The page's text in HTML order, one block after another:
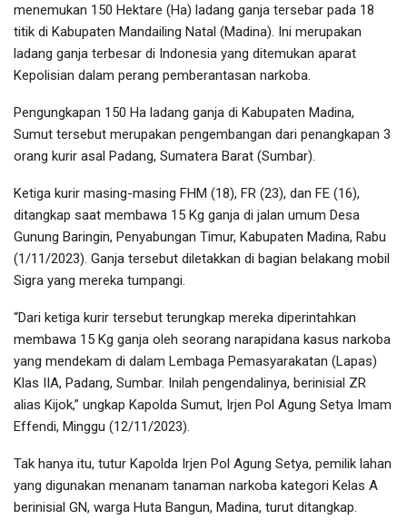
menemukan 150 Hektare (Ha) ladang ganja tersebar pada 18
titik di Kabupaten Mandailing Natal (Madina). Ini merupakan
ladang ganja terbesar di Indonesia yang ditemukan aparat
Kepolisian dalam perang pemberantasan narkoba.
Pengungkapan 150 Ha ladang ganja di Kabupaten Madina,
Sumut tersebut merupakan pengembangan dari penangkapan 3
orang kurir asal Padang, Sumatera Barat (Sumbar).
Ketiga kurir masing-masing FHM (18), FR (23), dan FE (16),
ditangkap saat membawa 15 Kg ganja di jalan umum Desa
Gunung Baringin, Penyabungan Timur, Kabupaten Madina, Rabu
(1/11/2023). Ganja tersebut diletakkan di bagian belakang mobil
Sigra yang mereka tumpangi.
“Dari ketiga kurir tersebut terungkap mereka diperintahkan
membawa 15 Kg ganja oleh seorang narapidana kasus narkoba
yang mendekam di dalam Lembaga Pemasyarakatan (Lapas)
Klas IIA, Padang, Sumbar. Inilah pengendalinya, berinisial ZR
alias Kijok,” ungkap Kapolda Sumut, Irjen Pol Agung Setya Imam
Effendi, Minggu (12/11/2023).
Tak hanya itu, tutur Kapolda Irjen Pol Agung Setya, pemilik lahan
yang digunakan menanam tanaman narkoba kategori Kelas A
berinisial GN, warga Huta Bangun, Madina, turut ditangkap.